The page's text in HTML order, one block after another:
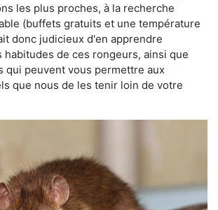
les plus proches, à la recherche
(buffets gratuits et une température
donc judicieux d'en apprendre
habitudes de ces rongeurs, ainsi que
qui peuvent vous permettre aux
que nous de les tenir loin de votre